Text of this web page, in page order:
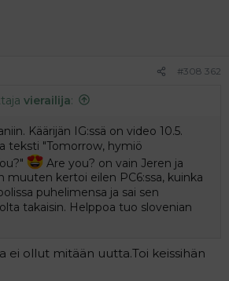
#308 362
vierailija:
Käärijän IG:ssä on video 10.5.
teksti "Tomorrow, hymiö
Are you? on vain Jeren ja
muuten kertoi eilen PC6:ssa, kuinka
puhelimensa ja sai sen
takaisin. Helppoa tuo slovenian
ei ollut mitään uutta.Toi keissihän